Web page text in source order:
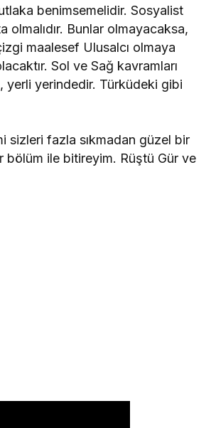
benimsemelidir. Sosyalist
Bunlar olmayacaksa,
maalesef Ulusalcı olmaya
Sol ve Sağ kavramları
yerli yerindedir. Türküdeki gibi
sizleri fazla sıkmadan güzel bir
bölüm ile bitireyim. Rüştü Gür ve